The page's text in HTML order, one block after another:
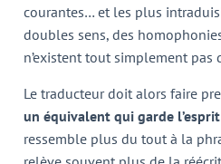
courantes… et les plus
doubles sens, des
n’existent tout simplement
Le traducteur doit alors faire
un équivalent qui garde
ressemble plus du tout à la